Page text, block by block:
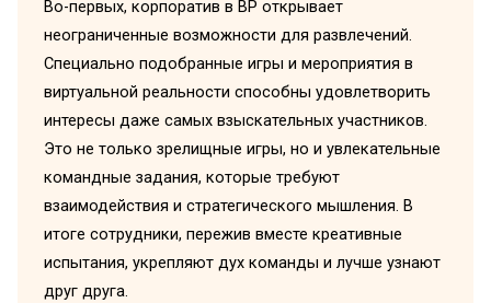
Во-первых, корпоратив в ВР открывает
неограниченные возможности для развлечений.
Специально подобранные игры и мероприятия в
виртуальной реальности способны удовлетворить
интересы даже самых взыскательных участников.
Это не только зрелищные игры, но и увлекательные
командные задания, которые требуют
взаимодействия и стратегического мышления. В
итоге сотрудники, пережив вместе креативные
испытания, укрепляют дух команды и лучше узнают
друг друга.